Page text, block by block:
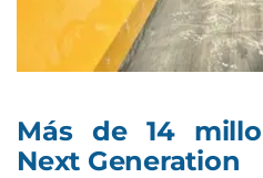
Más de 14
Next Generation